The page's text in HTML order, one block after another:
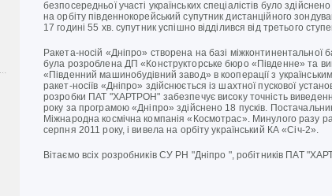
безпосередньої участі українських спеціалістів було
на орбіту південнокорейський супутник дистанційного
17 годині 55 хв. супутник успішно відділився від третього
Ракета-носій «Дніпро» створена на базі міжконтинентальної
була розроблена ДП «Конструкторське бюро «Південне» та
«Південний машинобудівний завод» в кооперації з
ракет-носіїв «Дніпро» здійснюється із шахтної пускової
розробки ПАТ "ХАРТРОН" забезпечує високу точність
року за програмою «Дніпро» здійснено 18 пусків.
Міжнародна космічна компанія «Космотрас». Минулого разу
серпня 2011 року, і вивела на орбіту український КА «Січ-2».
Вітаємо всіх розробників СУ РН "Дніпро ", робітників ПАТ